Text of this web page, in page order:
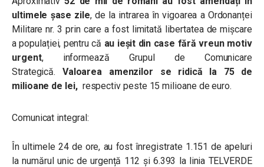
ultimele șase zile, de la intrarea în vigoarea a Ordonanței
Militare nr. 3 prin care a fost limitată libertatea de mișcare
a populației, pentru că au ieșit din case fără vreun motiv
urgent, informează Grupul de Comunicare
Strategică. Valoarea amenzilor se ridică la 75 de
milioane de lei, respectiv peste 15 milioane de euro.
Comunicat integral:
În ultimele 24 de ore, au fost înregistrate 1.151 de apeluri
la numărul unic de urgență 112 și 6.393 la linia TELVERDE